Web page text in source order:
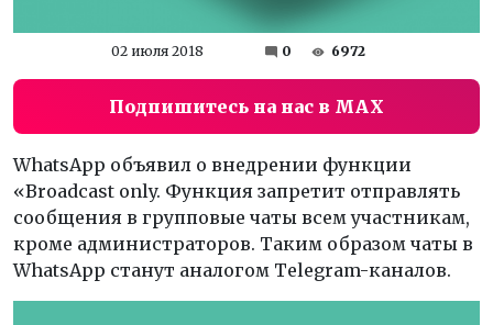
02 июля 2018 0 6972
Подпишитесь на нас в MAX
WhatsApp объявил о внедрении функции
«Broadcast only. Функция запретит отправлять
сообщения в групповые чаты всем участникам,
кроме администраторов. Таким образом чаты в
WhatsApp станут аналогом Telegram-каналов.